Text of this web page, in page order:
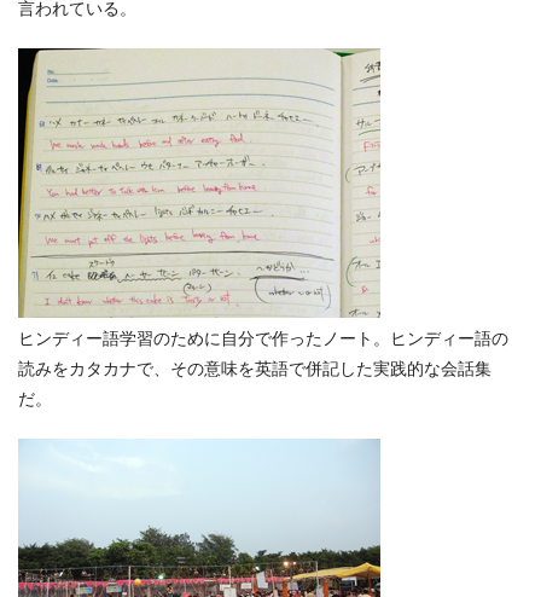
言われている。
ヒンディー語学習のために自分で作ったノート。ヒンディー語の
読みをカタカナで、その意味を英語で併記した実践的な会話集
だ。